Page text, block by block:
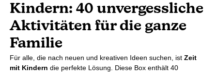
Kindern: 40 unvergessliche
Aktivitäten für die ganze
Familie
Für alle, die nach neuen und kreativen Ideen suchen, ist Zeit
mit Kindern die perfekte Lösung. Diese Box enthält 40